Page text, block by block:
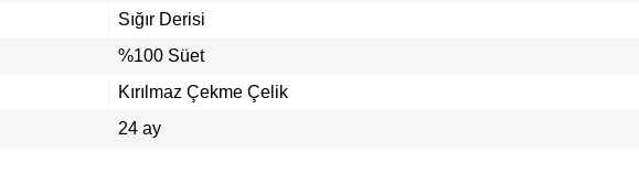
Sığır Derisi
%100 Süet
Kırılmaz Çekme Çelik
24 ay